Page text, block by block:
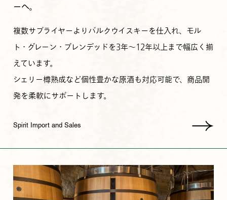
ーへ。
複数サプライヤーよりバルクウイスキーを仕入れ、モル
ト・グレーン・ブレンデッドを3年〜12年以上まで幅広く揃
えています。
シェリー樽熟成など個性豊かな原酒も対応可能で、商品開
発を柔軟にサポートします。
Spirit Import and Sales